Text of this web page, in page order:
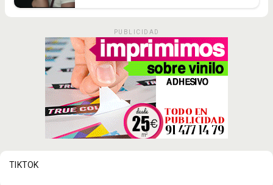
PUBLICIDAD
TIKTOK